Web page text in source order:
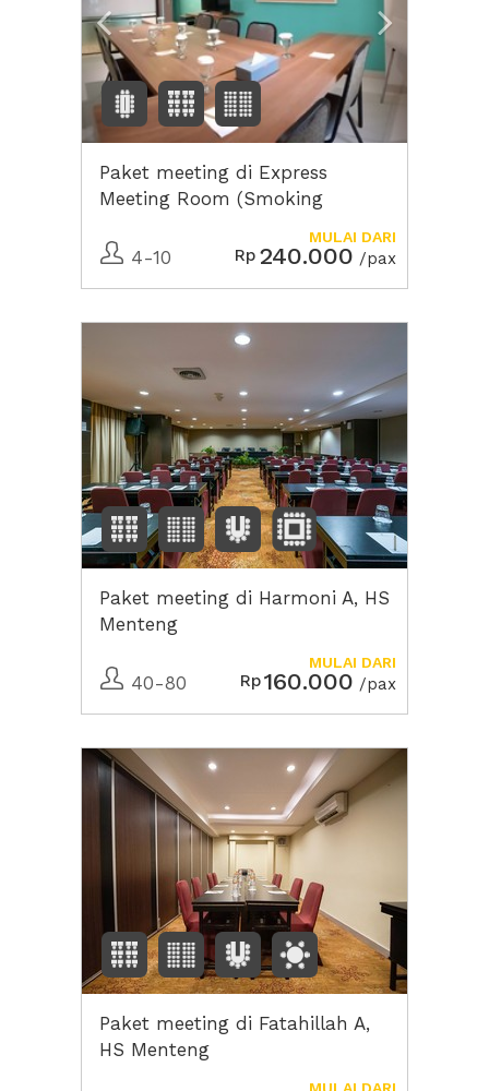
Paket meeting di Express
Meeting Room (Smoking
4-10
Rp 240.000 /pax
MULAI DARI
Paket meeting di Harmoni A, HS
Menteng
40-80 Rp160.000 /pax
MULAI DARI
Paket meeting di Fatahillah A,
HS Menteng